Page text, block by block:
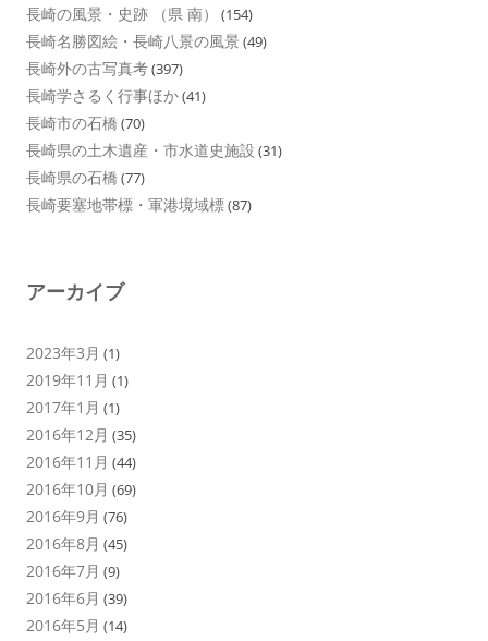
長崎の風景・史跡 （県 南） (154)
長崎名勝図絵・長崎八景の風景 (49)
長崎外の古写真考(397)
長崎学さるく行事ほか(41)
長崎市の石橋 (70)
長崎県の土木遺産・市水道史施設 (31)
長崎県の石橋 (77)
長崎要塞地帯標・軍港境域標(87)
アーカイブ
2023年3月 (1)
2019年11月 (1)
2017年1月 (1)
2016年12月 (35)
2016年11月 (44)
2016年10月 (69)
2016年9月 (76)
2016年8月 (45)
2016年7月 (9)
2016年6月 (39)
2016年5月 (14)